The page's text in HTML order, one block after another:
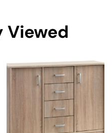
Viewed